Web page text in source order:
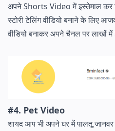
अपने Shorts Video में इस्तेमाल
स्टोरी टेलिंग वीडियो बनाने के लिए
वीडियो बनाकर अपने चैनल पर लाखों
#4. Pet Video
शायद आप भी अपने घर में पालतू